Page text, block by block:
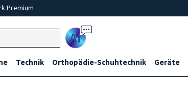
Premium
Ai
Technik Orthopädie-Schuhtechnik Geräte